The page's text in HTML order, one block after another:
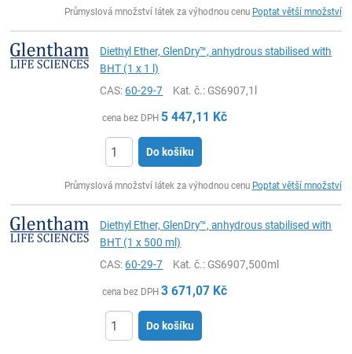
Průmyslová množství látek za výhodnou cenu Poptat větší množství
Diethyl Ether, GlenDry™, anhydrous stabilised with
BHT (1 x 1 l)
CAS:60-29-7 Kat. č.: GS6907,1l
cena bez DPH 5 447,11 Kč
Do košíku
Průmyslová množství látek za výhodnou cenu Poptat větší množství
Diethyl Ether, GlenDry™, anhydrous stabilised with
BHT (1 x 500 ml)
CAS:60-29-7 Kat. č.: GS6907,500ml
cena bez DPH 3 671,07 Kč
Do košíku